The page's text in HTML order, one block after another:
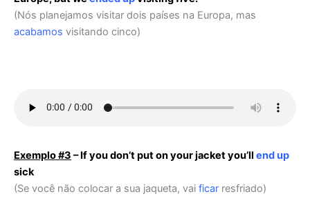
(Nós planejamos visitar dois países na Europa, mas
acabamos visitando cinco)
Exemplo #3 – If you don’t put on your jacket you’ll end up
sick
(Se você não colocar a sua jaqueta, vai ficar resfriado)